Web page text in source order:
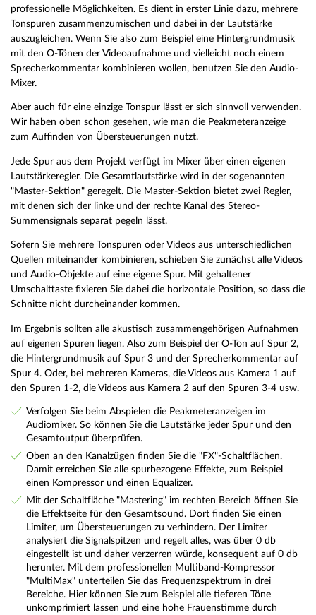
professionelle Möglichkeiten. Es dient in erster Linie dazu, mehrere
Tonspuren zusammenzumischen und dabei in der Lautstärke
auszugleichen. Wenn Sie also zum Beispiel eine Hintergrundmusik
mit den O-Tönen der Videoaufnahme und vielleicht noch einem
Sprecherkommentar kombinieren wollen, benutzen Sie den Audio-
Mixer.
Aber auch für eine einzige Tonspur lässt er sich sinnvoll verwenden.
Wir haben oben schon gesehen, wie man die Peakmeteranzeige
zum Auffinden von Übersteuerungen nutzt.
Jede Spur aus dem Projekt verfügt im Mixer über einen eigenen
Lautstärkeregler. Die Gesamtlautstärke wird in der sogenannten
"Master-Sektion" geregelt. Die Master-Sektion bietet zwei Regler,
mit denen sich der linke und der rechte Kanal des Stereo-
Summensignals separat pegeln lässt.
Sofern Sie mehrere Tonspuren oder Videos aus unterschiedlichen
Quellen miteinander kombinieren, schieben Sie zunächst alle Videos
und Audio-Objekte auf eine eigene Spur. Mit gehaltener
Umschalttaste fixieren Sie dabei die horizontale Position, so dass die
Schnitte nicht durcheinander kommen.
Im Ergebnis sollten alle akustisch zusammengehörigen Aufnahmen
auf eigenen Spuren liegen. Also zum Beispiel der O-Ton auf Spur 2,
die Hintergrundmusik auf Spur 3 und der Sprecherkommentar auf
Spur 4. Oder, bei mehreren Kameras, die Videos aus Kamera 1 auf
den Spuren 1-2, die Videos aus Kamera 2 auf den Spuren 3-4 usw.
Verfolgen Sie beim Abspielen die Peakmeteranzeigen im
Audiomixer. So können Sie die Lautstärke jeder Spur und den
Gesamtoutput überprüfen.
Oben an den Kanalzügen finden Sie die "FX"-Schaltflächen.
Damit erreichen Sie alle spurbezogene Effekte, zum Beispiel
einen Kompressor und einen Equalizer.
Mit der Schaltfläche "Mastering" im rechten Bereich öffnen Sie
die Effektseite für den Gesamtsound. Dort finden Sie einen
Limiter, um Übersteuerungen zu verhindern. Der Limiter
analysiert die Signalspitzen und regelt alles, was über 0 db
eingestellt ist und daher verzerren würde, konsequent auf 0 db
herunter. Mit dem professionellen Multiband-Kompressor
"MultiMax" unterteilen Sie das Frequenzspektrum in drei
Bereiche. Hier können Sie zum Beispiel alle tieferen Töne
unkomprimiert lassen und eine hohe Frauenstimme durch